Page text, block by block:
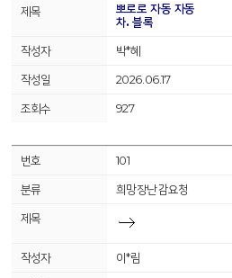
뽀로로 자동 자동
차. 블록
박*혜
2026.06.17
927
101
희망장난감요청
이*림